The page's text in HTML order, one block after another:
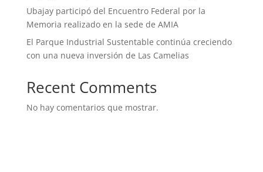
Ubajay participó del Encuentro Federal por la
Memoria realizado en la sede de AMIA
El Parque Industrial Sustentable continúa creciendo
con una nueva inversión de Las Camelias
Recent Comments
No hay comentarios que mostrar.